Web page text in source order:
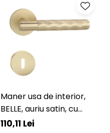
Maner usa de interior,
BELLE, auriu satin, cu
rozeta cheie
110,11 Lei